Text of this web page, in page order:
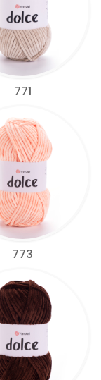
771
773